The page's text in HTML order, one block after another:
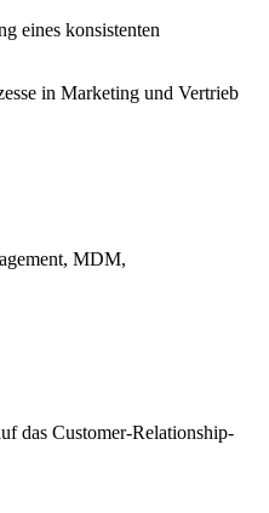
eines konsistenten
in Marketing und Vertrieb
MDM,
das Customer-Relationship-